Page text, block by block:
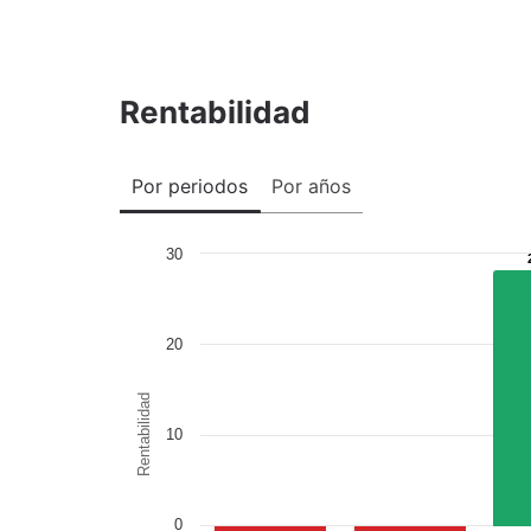
Rentabilidad
Por periodos Por años
Rentabilidad
0
10
20
30